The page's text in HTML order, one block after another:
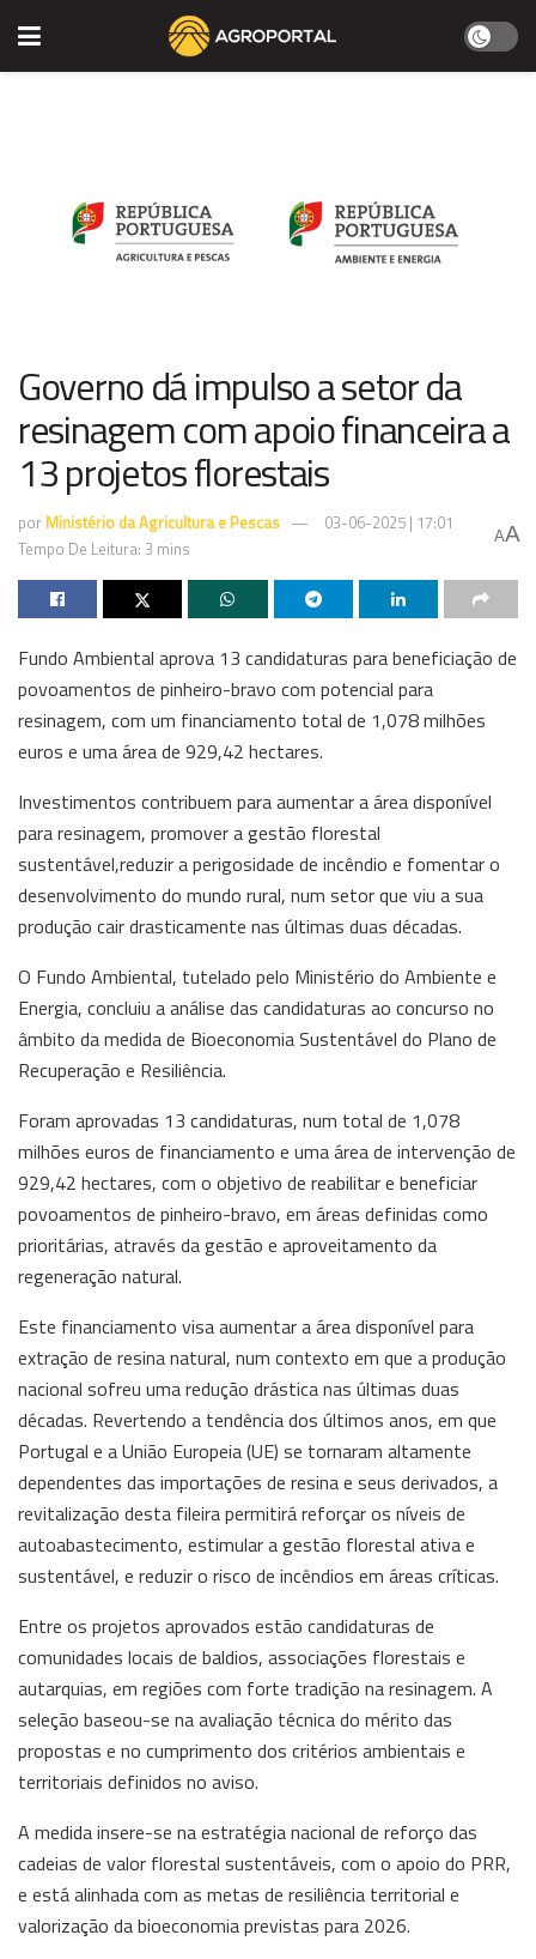
Governo dá impulso a setor da
resinagem com apoio financeira a
13 projetos florestais
por Ministério da Agricultura e Pescas
03-06-2025 | 17:01
Tempo De Leitura: 3 mins
AA
Fundo Ambiental aprova 13 candidaturas para beneficiação de
povoamentos de pinheiro-bravo com potencial para
resinagem, com um financiamento total de 1,078 milhões
euros e uma área de 929,42 hectares.
Investimentos contribuem para aumentar a área disponível
para resinagem, promover a gestão florestal
sustentável,reduzir a perigosidade de incêndio e fomentar o
desenvolvimento do mundo rural, num setor que viu a sua
produção cair drasticamente nas últimas duas décadas.
O Fundo Ambiental, tutelado pelo Ministério do Ambiente e
Energia, concluiu a análise das candidaturas ao concurso no
âmbito da medida de Bioeconomia Sustentável do Plano de
Recuperação e Resiliência.
Foram aprovadas 13 candidaturas, num total de 1,078
milhões euros de financiamento e uma área de intervenção de
929,42 hectares, com o objetivo de reabilitar e beneficiar
povoamentos de pinheiro-bravo, em áreas definidas como
prioritárias, através da gestão e aproveitamento da
regeneração natural.
Este financiamento visa aumentar a área disponível para
extração de resina natural, num contexto em que a produção
nacional sofreu uma redução drástica nas últimas duas
décadas. Revertendo a tendência dos últimos anos, em que
Portugal e a União Europeia (UE) se tornaram altamente
dependentes das importações de resina e seus derivados, a
revitalização desta fileira permitirá reforçar os níveis de
autoabastecimento, estimular a gestão florestal ativa e
sustentável, e reduzir o risco de incêndios em áreas críticas.
Entre os projetos aprovados estão candidaturas de
comunidades locais de baldios, associações florestais e
autarquias, em regiões com forte tradição na resinagem. A
seleção baseou-se na avaliação técnica do mérito das
propostas e no cumprimento dos critérios ambientais e
territoriais definidos no aviso.
A medida insere-se na estratégia nacional de reforço das
cadeias de valor florestal sustentáveis, com o apoio do PRR,
e está alinhada com as metas de resiliência territorial e
valorização da bioeconomia previstas para 2026.